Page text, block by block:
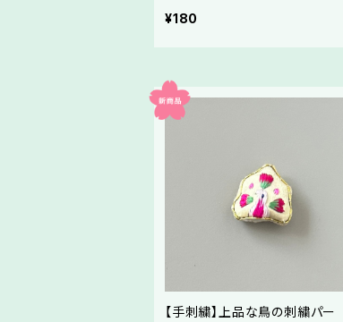
（薄紫地） （全9色）／メドゥプ・ハ
¥180
【手刺繍】上品な鳥の刺繍パー